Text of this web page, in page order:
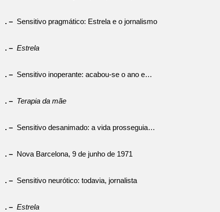
. – Sensitivo pragmático: Estrela e o jornalismo
. – Estrela
. – Sensitivo inoperante: acabou-se o ano e…
. – Terapia da mãe
. – Sensitivo desanimado: a vida prosseguia…
. – Nova Barcelona, 9 de junho de 1971
. – Sensitivo neurótico: todavia, jornalista
. – Estrela